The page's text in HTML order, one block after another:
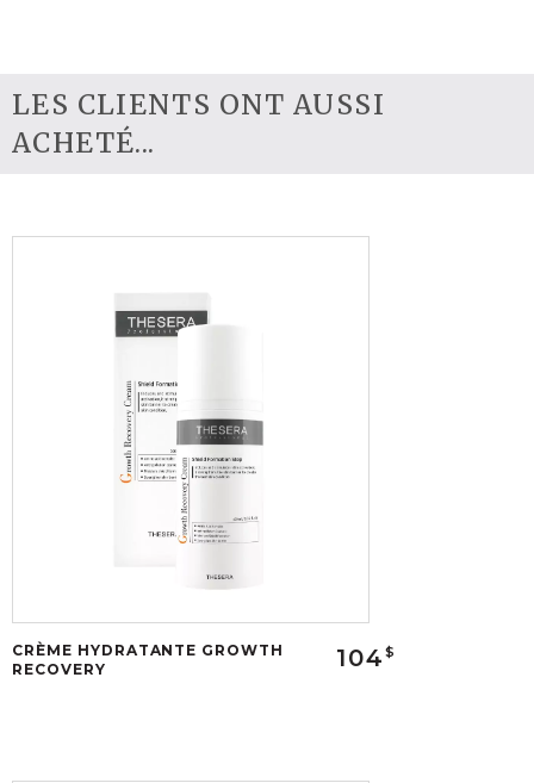
LES CLIENTS ONT AUSSI
ACHETÉ...
CRÈME HYDRATANTE GROWTH
RECOVERY
104 $